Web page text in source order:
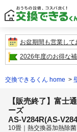
お盆期間も営業して
2026年度のお得な
交換できるくん home
【販売終了】富士
ーズ
AS-V284R(AS-
10畳｜熱交換器加熱除